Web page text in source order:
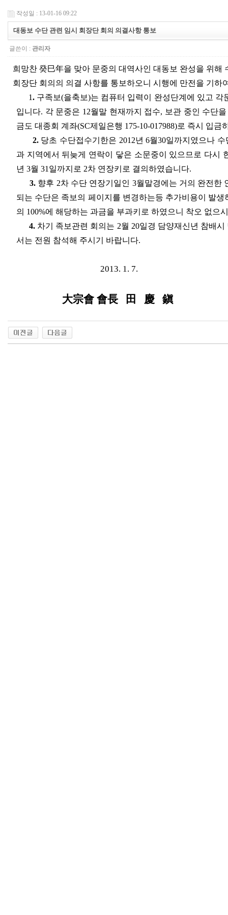
작성일 : 13-01-16 09:22
대동보 수단 관련 임시 회장단 회의 의결사항 통보
글쓴이 : 관리자
희망찬 癸巳年을 맞아 문중의 대역사인 대동보 완성을 위
회장단 회의의 의결 사항를 통보하오니 시행에 만전을 기하
1. 구족보(을축보)는 컴퓨터 입력이 완성단계에 있고
입니다. 각 문중은 12월말 현재까지 접수, 보관 중인 수단
금도 대종회 계좌(SC제일은행 175-10-017988)로 즉시 입금
2.당초 수단접수기한은 2012년 6월30일까지였으나
과 지역에서 뒤늦게 연락이 닿은 소문중이 있으므로 다시
년 3월 31일까지로 2차 연장키로 결의하였습니다.
3.향후 2차 수단 연장기일인 3월말경에는 거의 완전한
되는 수단은 족보의 페이지를 변경하는등 추가비용이 발
의 100%에 해당하는 과금을 부과키로 하였으니 착오 없으
4.차기 족보관련 회의는 2월 20일경 담양재신년 참배
서는 전원 참석해 주시기 바랍니다.
2013. 1. 7.
大宗會 會長 田 慶 鎭